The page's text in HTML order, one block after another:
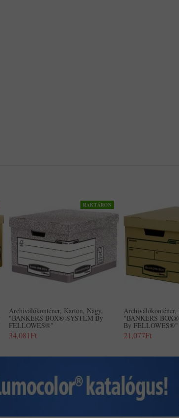
RAKTÁRON
Archiválókonténer, Karton, Nagy,
"BANKERS BOX® SYSTEM By
FELLOWES®"
34,081Ft
Archiválókonténer,
"BANKERS
By FELLOWES®"
21,077Ft